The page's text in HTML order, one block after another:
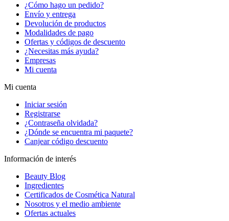
¿Cómo hago un pedido?
Envío y entrega
Devolución de productos
Modalidades de pago
Ofertas y códigos de descuento
¿Necesitas más ayuda?
Empresas
Mi cuenta
Mi cuenta
Iniciar sesión
Registrarse
¿Contraseña olvidada?
¿Dónde se encuentra mi paquete?
Canjear código descuento
Información de interés
Beauty Blog
Ingredientes
Certificados de Cosmética Natural
Nosotros y el medio ambiente
Ofertas actuales